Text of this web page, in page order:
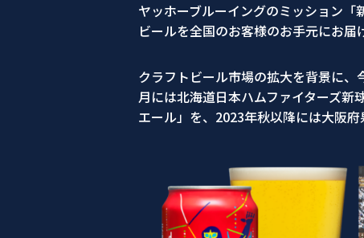
ヤッホーブルーイングのミッション
ビールを全国のお客様のお手元にお届
クラフトビール市場の拡大を背景に
月には北海道日本ハムファイターズ
エール」を、2023年秋以降には大阪